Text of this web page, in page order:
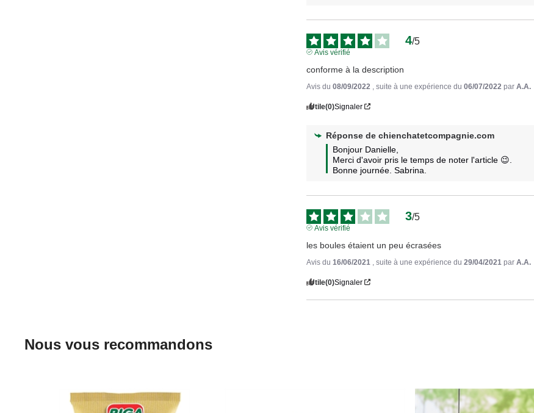
4/5
Avis vérifié
conforme à la description
Avis du08/09/2022 , suite à une expérience du06/07/2022 parA.A.
Utile(0)Signaler
Réponse dechienchatetcompagnie.com
Bonjour Danielle,
Merci d'avoir pris le temps de noter l'article 😉.
Bonne journée. Sabrina.
3/5
Avis vérifié
les boules étaient un peu écrasées
Avis du 16/06/2021 , suite à une expérience du29/04/2021 parA.A.
Utile(0)Signaler
Nous vous recommandons